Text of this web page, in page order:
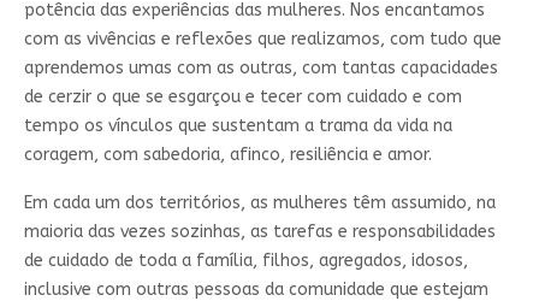
potência das experiências das mulheres. Nos encantamos
com as vivências e reflexões que realizamos, com tudo que
aprendemos umas com as outras, com tantas capacidades
de cerzir o que se esgarçou e tecer com cuidado e com
tempo os vínculos que sustentam a trama da vida na
coragem, com sabedoria, afinco, resiliência e amor.
Em cada um dos territórios, as mulheres têm assumido, na
maioria das vezes sozinhas, as tarefas e responsabilidades
de cuidado de toda a família, filhos, agregados, idosos,
inclusive com outras pessoas da comunidade que estejam